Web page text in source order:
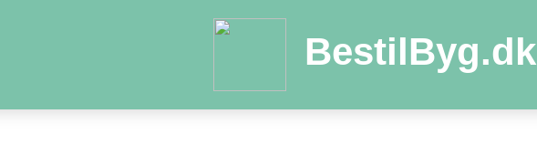
BestilByg.dk